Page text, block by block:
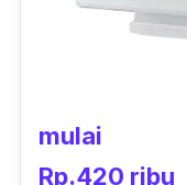
mulai
Rp.420 ribu